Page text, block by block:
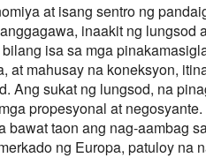
at isang sentro ng
inaakit ng lungsod
isa sa mga
mahusay na koneksyon,
Ang sukat ng lungsod, na
propesyonal at
taon ang nag-aambag
ng Europa, patuloy na